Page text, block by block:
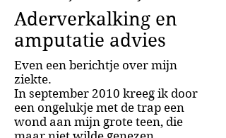
Aderverkalking en
amputatie advies
Even een berichtje over mijn
ziekte.
In september 2010 kreeg ik door
een ongelukje met de trap een
wond aan mijn grote teen, die